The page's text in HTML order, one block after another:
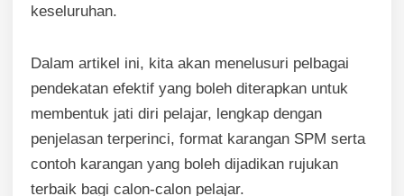
keseluruhan.
Dalam artikel ini, kita akan menelusuri pelbagai
pendekatan efektif yang boleh diterapkan untuk
membentuk jati diri pelajar, lengkap dengan
penjelasan terperinci, format karangan SPM serta
contoh karangan yang boleh dijadikan rujukan
terbaik bagi calon-calon pelajar.